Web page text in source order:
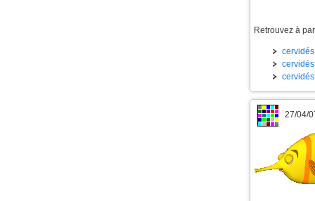
Retrouvez à
27/04/